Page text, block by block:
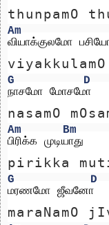
thunpamO
Am
வியாக்குலமோ
G
D
நாசமோ மோசமோ
nasamO
Am Bm
பிரிக்க முடியாது
pirikka
G
D
மரணமோ ஜீவனோ
maraNamO